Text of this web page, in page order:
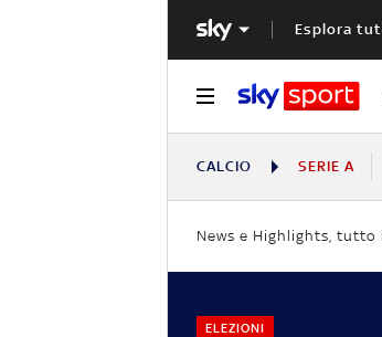
Esplora
CALCIO SERIE A
News e Highlights, tutto
ELEZIONI